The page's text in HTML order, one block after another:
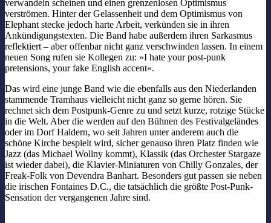
verwandeln scheinen und einen grenzenlosen Optimismus
verströmen. Hinter der Gelassenheit und dem Optimismus von
Elephant stecke jedoch harte Arbeit, verkünden sie in ihren
Ankündigungstexten. Die Band habe außerdem ihren Sarkasmus
reflektiert – aber offenbar nicht ganz verschwinden lassen. In einem
neuen Song rufen sie Kollegen zu: »I hate your post-punk
pretensions, your fake English accent«.
Das wird eine junge Band wie die ebenfalls aus den Niederlanden
stammende Tramhaus vielleicht nicht ganz so gerne hören. Sie
rechnet sich dem Postpunk-Genre zu und setzt kurze, rotzige Stücke
in die Welt. Aber die werden auf den Bühnen des Festivalgeländes
oder im Dorf Haldern, wo seit Jahren unter anderem auch die
schöne Kirche bespielt wird, sicher genauso ihren Platz finden wie
Jazz (das Michael Wollny kommt), Klassik (das Orchester Stargaze
ist wieder dabei), die Klavier-Miniaturen von Chilly Gonzales, der
Freak-Folk von Devendra Banhart. Besonders gut passen sie neben
die irischen Fontaines D.C., die tatsächlich die größte Post-Punk-
Sensation der vergangenen Jahre sind.